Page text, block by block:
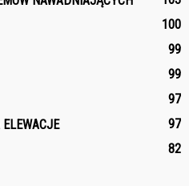
100
99
99
97
97
82